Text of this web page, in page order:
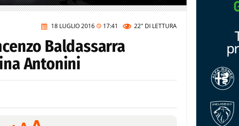
18 LUGLIO 2016 17:41 22" DI LETTURA
Baldassarra
Antonini
Reducir